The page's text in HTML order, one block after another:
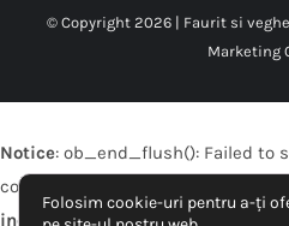
© Copyright 2026 | Faurit si
Marketing
Folosim cookie-uri pentru a-ți
Notice: ob_end_flush(): Failed to
compression (0) in
includes/functions.php